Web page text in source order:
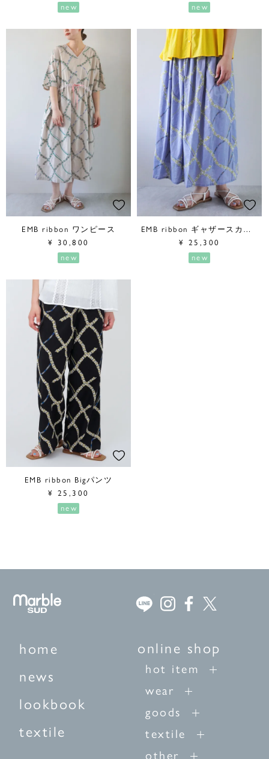
new
new
EMB ribbon ワンピース
¥ 30,800
new
EMB ribbon ギャザースカート
¥ 25,300
new
EMB ribbon Bigパンツ
¥ 25,300
new
home
news
lookbook
textile
online shop
hot item
wear
goods
textile
other